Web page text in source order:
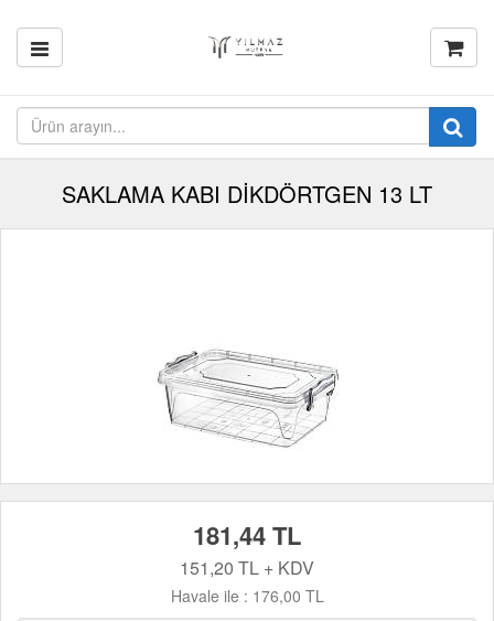
SAKLAMA KABI DİKDÖRTGEN 13 LT
181,44 TL
151,20 TL + KDV
Havale ile : 176,00 TL